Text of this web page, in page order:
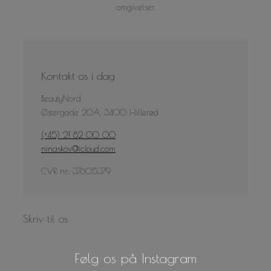
omgivelser.
Kontakt os i dag
BeautyNord
Østergade 20A, 3400 Hillerød
(+45) 21 82 00 00
ninaskov@icloud.com
CVR nr.: 37605379
Skriv til os
Følg os på Instagram